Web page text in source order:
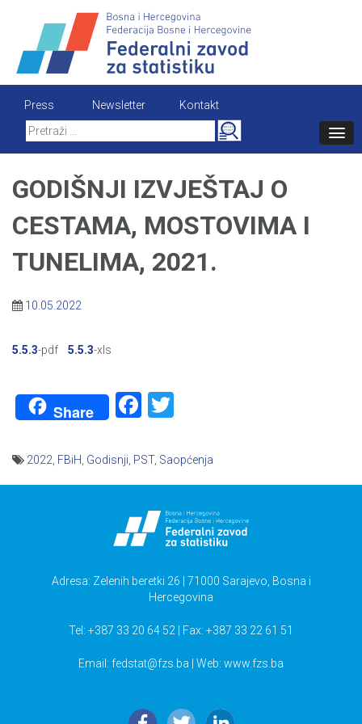
content
Press Newsletter
Kontakt
Search
for:
GODIŠNJI IZVJEŠTAJ O
CESTAMA, MOSTOVIMA I
TUNELIMA, 2021.
10.05.2022
5.5.3-pdf 5.5.3-xls
Share Facebook
2022 FBiH Godisnji PST, Saopćenja
Adresa: Zelenih beretki 26 | 71000 Sarajevo, Bosna i
Hercegovina
Tel: +387 33 20 64 52 | Fax: +387 33 22 61 51
Email: fedstat@fzs.ba | Web: www.fzs.ba